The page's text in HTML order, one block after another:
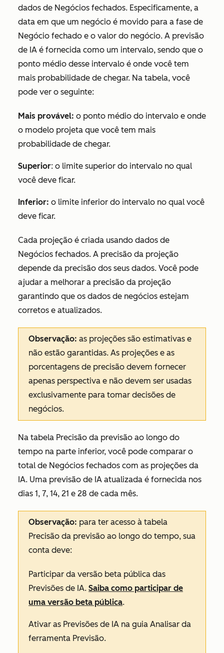
dados de Negócios fechados. Especificamente, a
data em que um negócio é movido para a fase de
Negócio fechado e o valor do negócio. A previsão
de IA é fornecida como um intervalo, sendo que o
ponto médio desse intervalo é onde você tem
mais probabilidade de chegar. Na tabela, você
pode ver o seguinte:
Mais provável: o ponto médio do intervalo e onde
o modelo projeta que você tem mais
probabilidade de chegar.
Superior: o limite superior do intervalo no qual
você deve ficar.
Inferior: o limite inferior do intervalo no qual você
deve ficar.
Cada projeção é criada usando dados de
Negócios fechados. A precisão da projeção
depende da precisão dos seus dados. Você pode
ajudar a melhorar a precisão da projeção
garantindo que os dados de negócios estejam
corretos e atualizados.
Observação: as projeções são estimativas e
não estão garantidas. As projeções e as
porcentagens de precisão devem fornecer
apenas perspectiva e não devem ser usadas
exclusivamente para tomar decisões de
negócios.
Na tabela Precisão da previsão ao longo do
tempo na parte inferior, você pode comparar o
total de Negócios fechados com as projeções da
IA. Uma previsão de IA atualizada é fornecida nos
dias 1, 7, 14, 21 e 28 de cada mês.
Observação: para ter acesso à tabela
Precisão da previsão ao longo do tempo, sua
conta deve:
Participar da versão beta pública das
Previsões de IA. Saiba como participar de
uma versão beta pública.
Ativar as Previsões de IA na guia Analisar da
ferramenta Previsão.